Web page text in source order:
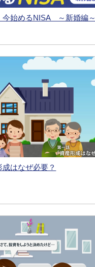
今始めるNISA ～新婚編～
はなぜ必要？